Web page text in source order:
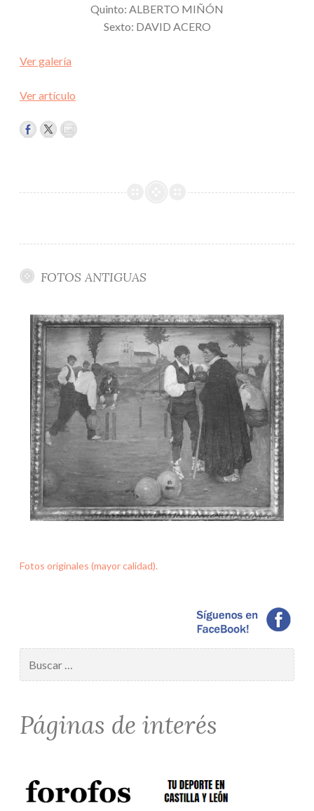
Quinto: ALBERTO MIÑÓN
Sexto: DAVID ACERO
Ver galería
Ver artículo
FOTOS ANTIGUAS
Fotos originales (mayor calidad).
Páginas de interés